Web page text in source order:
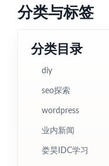
分类与标签
分类目录
diy
seo探索
wordpress
业内新闻
娄昊IDC学习